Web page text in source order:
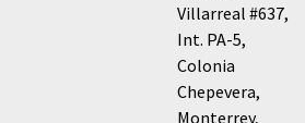
Villarreal #637,
Int. PA-5,
Colonia
Chepevera,
Monterrey,